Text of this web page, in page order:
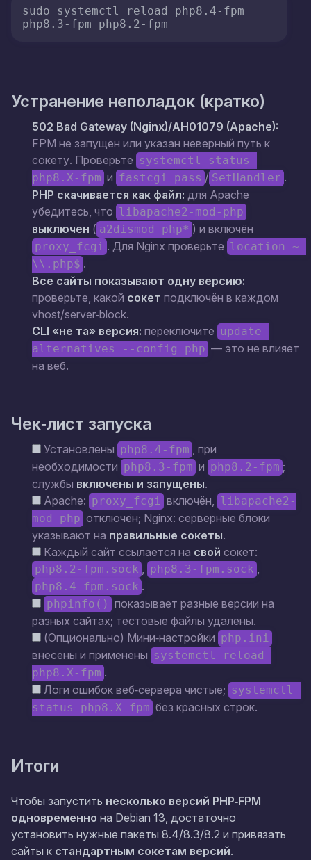
sudo systemctl reload php8.4-fpm
Устранение неполадок (кратко)
502 Bad Gateway (Nginx)/AH01079 (Apache):
FPM не запущен или указан неверный путь к
сокету. Проверьте systemctl status
php8.X-fpm и fastcgi_pass / SetHandler .
PHP скачивается как файл: для Apache
убедитесь, что libapache2-mod-php
выключен ( a2dismod php* ) и включён
proxy_fcgi . Для Nginx проверьте location ~
\\.php$ .
Все сайты показывают одну версию:
проверьте, какой сокет подключён в каждом
vhost/server‑block.
CLI «не та» версия: переключите update-
alternatives --config php — это не влияет
на веб.
Чек‑лист запуска
Установлены php8.4-fpm , при
необходимости php8.3-fpm и php8.2-fpm ;
службы включены и запущены.
Apache: proxy_fcgi включён, libapache2-
mod-php отключён; Nginx: серверные блоки
указывают на правильные сокеты.
Каждый сайт ссылается на свой сокет:
php8.2-fpm.sock , php8.3-fpm.sock ,
php8.4-fpm.sock .
phpinfo()
показывает разные версии на
разных сайтах; тестовые файлы удалены.
(Опционально) Мини‑настройки php.ini
внесены и применены systemctl reload
php8.X-fpm .
Логи ошибок веб‑сервера чистые; systemctl
status php8.X-fpm без красных строк.
Итоги
Чтобы запустить несколько версий PHP‑FPM
одновременно на Debian 13, достаточно
установить нужные пакеты 8.4/8.3/8.2 и привязать
сайты к стандартным сокетам версий.